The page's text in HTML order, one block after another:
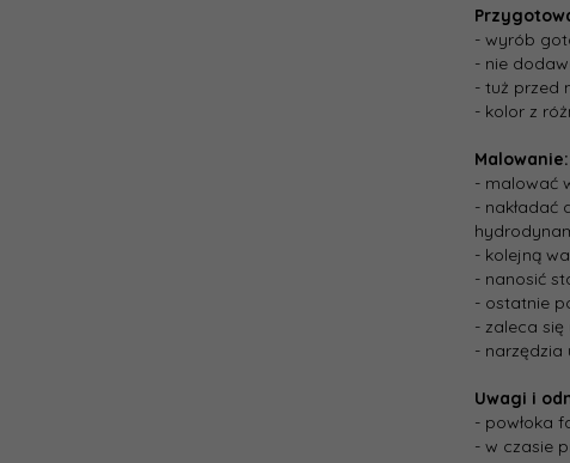
- wyrób
- nie
- tuż przed
- kolor z
Malowanie:
- malować
- nakładać
- kolejną
- nanosić
- ostatnie
- zaleca
- narzędzia
Uwagi i
- powłoka
- w czasie